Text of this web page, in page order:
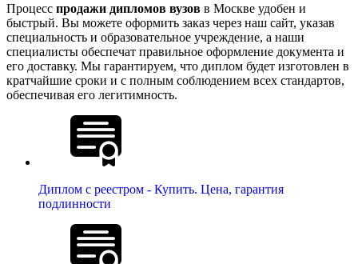
Процесс продажи дипломов вузов в Москве удобен и
быстрый. Вы можете оформить заказ через наш сайт, указав
специальность и образовательное учреждение, а наши
специалисты обеспечат правильное оформление документа и
его доставку. Мы гарантируем, что диплом будет изготовлен в
кратчайшие сроки и с полным соблюдением всех стандартов,
обеспечивая его легитимность.
Диплом с реестром - Купить. Цена, гарантия
подлинности